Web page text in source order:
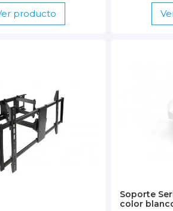
producto
Soporte
color